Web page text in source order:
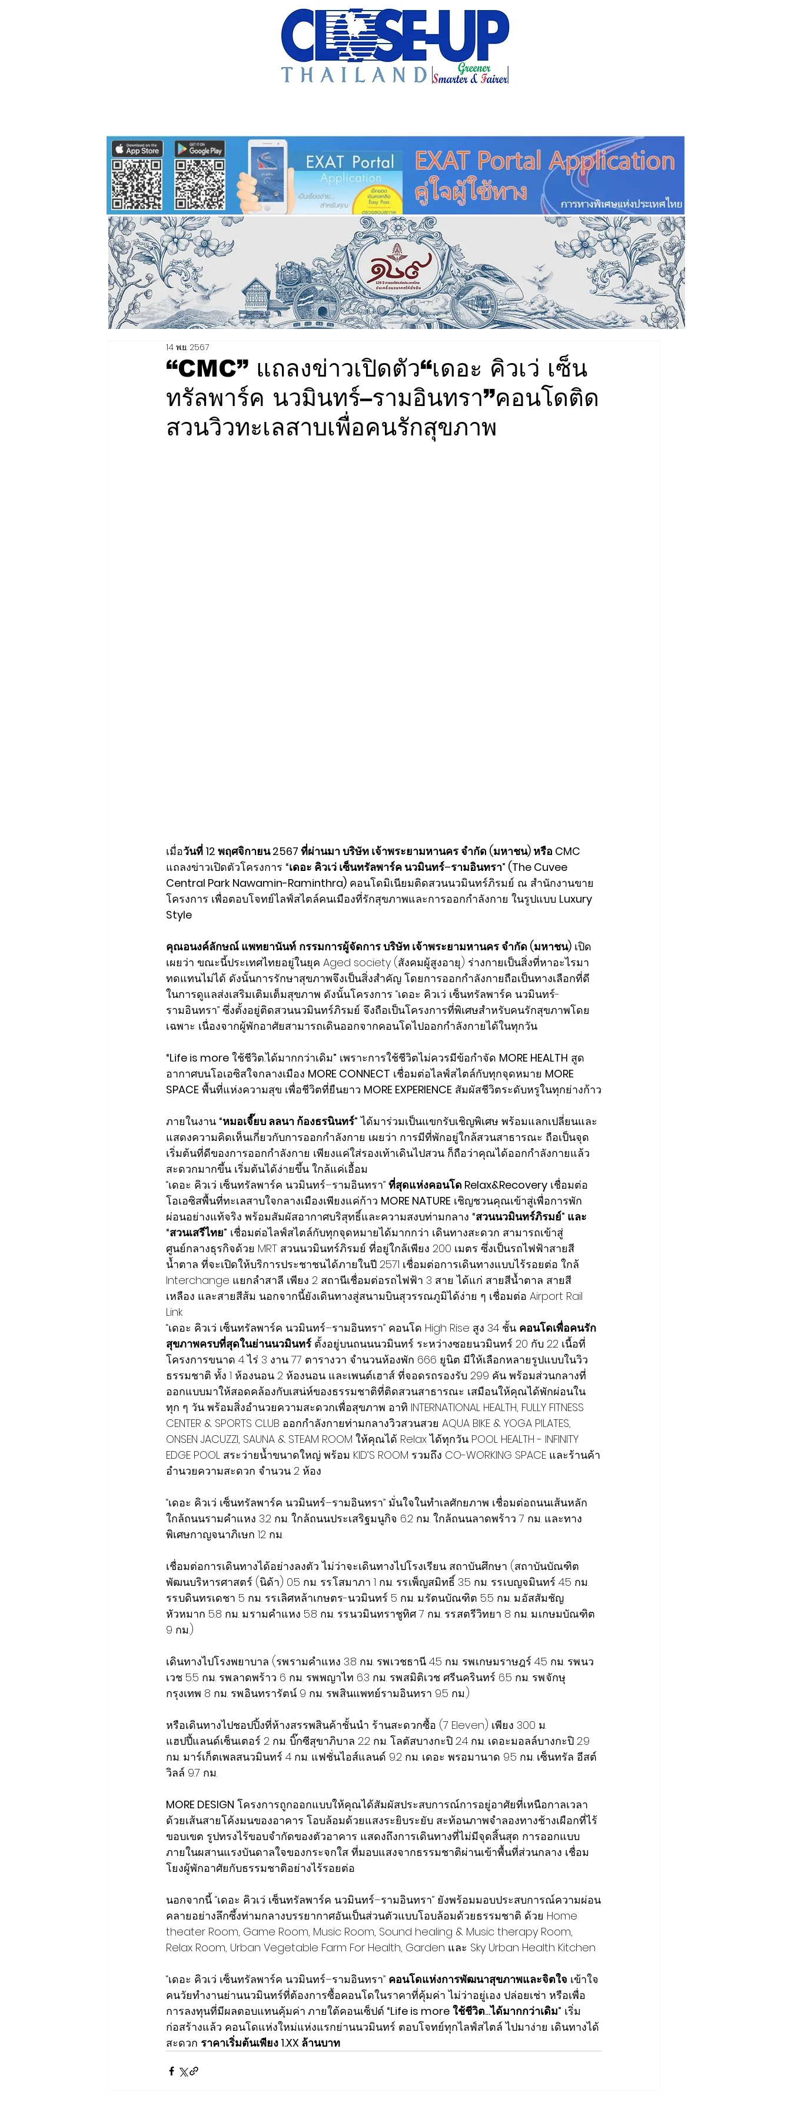
“CMC” แถลงข่าวเปิดตัว“เดอะ คิวเว่ เซ็น
ทรัลพาร์ค นวมินทร์–รามอินทรา”คอนโดติด
สวนวิวทะเลสาบเพื่อคนรักสุขภาพ
14 พ.ย. 2567
เมื่อวันที่ 12 พฤศจิกายน 2567 ที่ผ่านมา บริษัท เจ้าพระยามหานคร จำกัด (มหาชน) หรือ CMC
แถลงข่าวเปิดตัวโครงการ “เดอะ คิวเว่ เซ็นทรัลพาร์ค นวมินทร์–รามอินทรา” (The Cuvee
Central Park Nawamin-Raminthra) คอนโดมิเนียมติดสวนนวมินทร์ภิรมย์ ณ สำนักงานขาย
โครงการ เพื่อตอบโจทย์ไลฟ์สไตล์คนเมืองที่รักสุขภาพและการออกกำลังกาย ในรูปแบบ Luxury
Style
คุณอนงค์ลักษณ์ แพทยานันท์ กรรมการผู้จัดการ บริษัท เจ้าพระยามหานคร จำกัด (มหาชน) เปิด
เผยว่า ขณะนี้ประเทศไทยอยู่ในยุค Aged society (สังคมผู้สูงอายุ) ร่างกายเป็นสิ่งที่หาอะไรมา
ทดแทนไม่ได้ ดังนั้นการรักษาสุขภาพจึงเป็นสิ่งสำคัญ โดยการออกกำลังกายถือเป็นทางเลือกที่ดี
ในการดูแลส่งเสริมเติมเต็มสุขภาพ ดังนั้นโครงการ “เดอะ คิวเว่ เซ็นทรัลพาร์ค นวมินทร์-
รามอินทรา” ซึ่งตั้งอยู่ติดสวนนวมินทร์ภิรมย์ จึงถือเป็นโครงการที่พิเศษสำหรับคนรักสุขภาพโดย
เฉพาะ เนื่องจากผู้พักอาศัยสามารถเดินออกจากคอนโดไปออกกำลังกายได้ในทุกวัน
“Life is more ใช้ชีวิต..ได้มากกว่าเดิม” เพราะการใช้ชีวิตไม่ควรมีข้อกำจัด MORE HEALTH สูด
อากาศบนโอเอซิสใจกลางเมือง MORE CONNECT เชื่อมต่อไลฟ์สไตล์กับทุกจุดหมาย MORE
SPACE พื้นที่แห่งความสุข เพื่อชีวิตที่ยืนยาว MORE EXPERIENCE สัมผัสชีวิตระดับหรูในทุกย่างก้าว
ภายในงาน “หมอเจี๊ยบ ลลนา ก้องธรนินทร์” ได้มาร่วมเป็นแขกรับเชิญพิเศษ พร้อมแลกเปลี่ยนและ
แสดงความคิดเห็นเกี่ยวกับการออกกำลังกาย เผยว่า การมีที่พักอยู่ใกล้สวนสาธารณะ ถือเป็นจุด
เริ่มต้นที่ดีของการออกกำลังกาย เพียงแค่ใส่รองเท้าเดินไปสวน ก็ถือว่าคุณได้ออกกำลังกายแล้ว
สะดวกมากขึ้น เริ่มต้นได้ง่ายขึ้น ใกล้แค่เอื้อม
“เดอะ คิวเว่ เซ็นทรัลพาร์ค นวมินทร์–รามอินทรา” ที่สุดแห่งคอนโด Relax&Recovery เชื่อมต่อ
โอเอซิสพื้นที่ทะเลสาบใจกลางเมืองเพียงแค่ก้าว MORE NATURE เชิญชวนคุณเข้าสู่เพื่อการพัก
ผ่อนอย่างแท้จริง พร้อมสัมผัสอากาศบริสุทธิ์และความสงบท่ามกลาง “สวนนวมินทร์ภิรมย์” และ
“สวนเสรีไทย” เชื่อมต่อไลฟ์สไตล์กับทุกจุดหมายได้มากกว่า เดินทางสะดวก สามารถเข้าสู่
ศูนย์กลางธุรกิจด้วย MRT สวนนวมินทร์ภิรมย์ ที่อยู่ใกล้เพียง 200 เมตร ซึ่งเป็นรถไฟฟ้าสายสี
น้ำตาล ที่จะเปิดให้บริการประชาชนได้ภายในปี 2571 เชื่อมต่อการเดินทางแบบไร้รอยต่อ ใกล้
Interchange แยกลำสาลี เพียง 2 สถานีเชื่อมต่อรถไฟฟ้า 3 สาย ได้แก่ สายสีน้ำตาล สายสี
เหลือง และสายสีส้ม นอกจากนี้ยังเดินทางสู่สนามบินสุวรรณภูมิได้ง่าย ๆ เชื่อมต่อ Airport Rail
Link
“เดอะ คิวเว่ เซ็นทรัลพาร์ค นวมินทร์–รามอินทรา” คอนโด High Rise สูง 34 ชั้น คอนโดเพื่อคนรัก
สุขภาพครบที่สุดในย่านนวมินทร์ ตั้งอยู่บนถนนนวมินทร์ ระหว่างซอยนวมินทร์ 20 กับ 22 เนื้อที่
โครงการขนาด 4 ไร่ 3 งาน 77 ตารางวา จำนวนห้องพัก 666 ยูนิต มีให้เลือกหลายรูปแบบในวิว
ธรรมชาติ ทั้ง 1 ห้องนอน 2 ห้องนอน และเพนต์เฮาส์ ที่จอดรถรองรับ 299 คัน พร้อมส่วนกลางที่
ออกแบบมาให้สอดคล้องกับเสน่ห์ของธรรมชาติที่ติดสวนสาธารณะ เสมือนให้คุณได้พักผ่อนใน
ทุก ๆ วัน พร้อมสิ่งอำนวยความสะดวกเพื่อสุขภาพ อาทิ INTERNATIONAL HEALTH, FULLY FITNESS
CENTER & SPORTS CLUB ออกกำลังกายท่ามกลางวิวสวนสวย AQUA BIKE & YOGA PILATES,
ONSEN JACUZZI, SAUNA & STEAM ROOM ให้คุณได้ Relax ได้ทุกวัน POOL HEALTH - INFINITY
EDGE POOL สระว่ายน้ำขนาดใหญ่ พร้อม KID’S ROOM รวมถึง CO-WORKING SPACE และร้านค้า
อำนวยความสะดวก จำนวน 2 ห้อง
“เดอะ คิวเว่ เซ็นทรัลพาร์ค นวมินทร์–รามอินทรา” มั่นใจในทำเลศักยภาพ เชื่อมต่อถนนเส้นหลัก
ใกล้ถนนรามคำแหง 3.2 กม. ใกล้ถนนประเสริฐมนูกิจ 6.2 กม. ใกล้ถนนลาดพร้าว 7 กม. และทาง
พิเศษกาญจนาภิเษก 12 กม.
เชื่อมต่อการเดินทางได้อย่างลงตัว ไม่ว่าจะเดินทางไปโรงเรียน สถาบันศึกษา (สถาบันบัณฑิต
พัฒนบริหารศาสตร์ (นิด้า) 0.5 กม. รร.โสมาภา 1 กม. รร.เพ็ญสมิทธิ์ 3.5 กม. รร.เบญจมินทร์ 4.5 กม.
รร.บดินทรเดชา 5 กม. รร.เลิศหล้าเกษตร-นวมินทร์ 5 กม. ม.รัตนบัณฑิต 5.5 กม. ม.อัสสัมชัญ
หัวหมาก 5.8 กม. ม.รามคำแหง 5.8 กม. รร.นวมินทราชูทิศ 7 กม. รร.สตรีวิทยา 8 กม. ม.เกษมบัณฑิต
9 กม.)
เดินทางไปโรงพยาบาล (รพ.รามคำแหง 3.8 กม. รพ.เวชธานี 4.5 กม. รพ.เกษมราษฎร์ 4.5 กม. รพ.นว
เวช 5.5 กม. รพ.ลาดพร้าว 6 กม. รพ.พญาไท 6.3 กม. รพ.สมิติเวช ศรีนครินทร์ 6.5 กม. รพ.จักษุ
กรุงเทพ 8 กม. รพ.อินทรารัตน์ 9 กม. รพ.สินแพทย์รามอินทรา 9.5 กม.)
หรือเดินทางไปชอปปิ้งที่ห้างสรรพสินค้าชั้นนำ ร้านสะดวกซื้อ (7 Eleven) เพียง 300 ม.
แฮปปี้แลนด์เซ็นเตอร์ 2 กม. บิ๊กซีสุขาภิบาล 2.2 กม. โลตัสบางกะปิ 2.4 กม. เดอะมอลล์บางกะปิ 2.9
กม. มาร์เก็ตเพลสนวมินทร์ 4 กม. แฟชั่นไอส์แลนด์ 9.2 กม. เดอะ พรอมานาด 9.5 กม. เซ็นทรัล อีสต์
วิลล์ 9.7 กม.
MORE DESIGN โครงการถูกออกแบบให้คุณได้สัมผัสประสบการณ์การอยู่อาศัยที่เหนือกาลเวลา
ด้วยเส้นสายโค้งมนของอาคาร โอบล้อมด้วยแสงระยิบระยับ สะท้อนภาพจำลองทางช้างเผือกที่ไร้
ขอบเขต รูปทรงไร้ขอบจำกัดของตัวอาคาร แสดงถึงการเดินทางที่ไม่มีจุดสิ้นสุด การออกแบบ
ภายในผสานแรงบันดาลใจของกระจกใส ที่มอบแสงจากธรรมชาติผ่านเข้าพื้นที่ส่วนกลาง เชื่อม
โยงผู้พักอาศัยกับธรรมชาติอย่างไร้รอยต่อ
นอกจากนี้ “เดอะ คิวเว่ เซ็นทรัลพาร์ค นวมินทร์–รามอินทรา” ยังพร้อมมอบประสบการณ์ความผ่อน
คลายอย่างลึกซึ้งท่ามกลางบรรยากาศอันเป็นส่วนตัวแบบโอบล้อมด้วยธรรมชาติ ด้วย Home
theater Room, Game Room, Music Room, Sound healing & Music therapy Room,
Relax Room, Urban Vegetable Farm For Health, Garden และ Sky Urban Health Kitchen
“เดอะ คิวเว่ เซ็นทรัลพาร์ค นวมินทร์–รามอินทรา” คอนโดแห่งการพัฒนาสุขภาพและจิตใจ เข้าใจ
คนวัยทำงานย่านนวมินทร์ที่ต้องการซื้อคอนโดในราคาที่คุ้มค่า ไม่ว่าอยู่เอง ปล่อยเช่า หรือเพื่อ
การลงทุนที่มีผลตอบแทนคุ้มค่า ภายใต้คอนเซ็ปต์ “Life is more ใช้ชีวิต...ได้มากกว่าเดิม” เริ่ม
ก่อสร้างแล้ว คอนโดแห่งใหม่แห่งแรกย่านนวมินทร์ ตอบโจทย์ทุกไลฟ์สไตล์ ไปมาง่าย เดินทางได้
สะดวก ราคาเริ่มต้นเพียง 1.XX ล้านบาท